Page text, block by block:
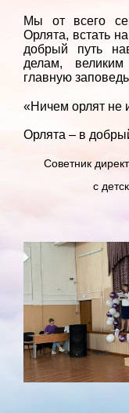
Мы от всего
Орлята, встать
добрый путь
делам,
главную
«Ничем орлят не
Орлята – в
Советник
с